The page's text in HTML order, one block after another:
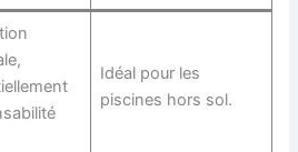
Idéal pour les
piscines hors sol.